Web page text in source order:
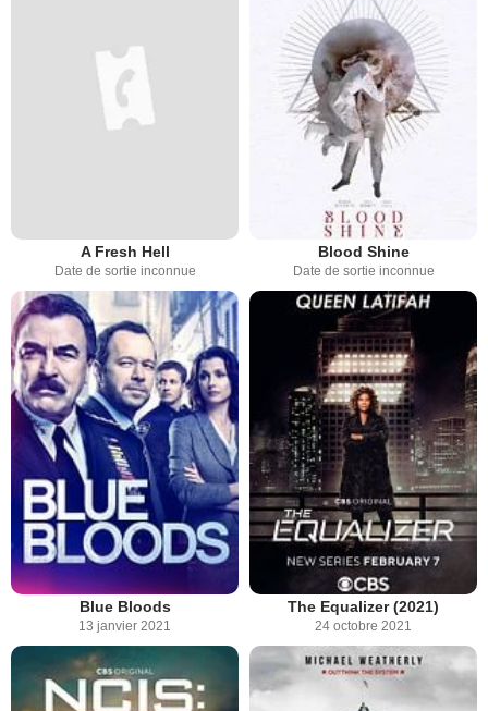
A Fresh Hell
Date de sortie inconnue
Blood Shine
Date de sortie inconnue
Blue Bloods
13 janvier 2021
The Equalizer (2021)
24 octobre 2021